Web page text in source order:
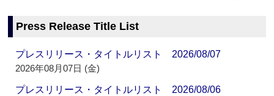
Press Release Title List
プレスリリース・タイトルリスト 2026/08/07
2026年08月07日 (金)
プレスリリース・タイトルリスト 2026/08/06